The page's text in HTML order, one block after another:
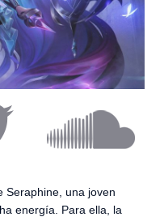
Seraphine, una joven
energía. Para ella, la